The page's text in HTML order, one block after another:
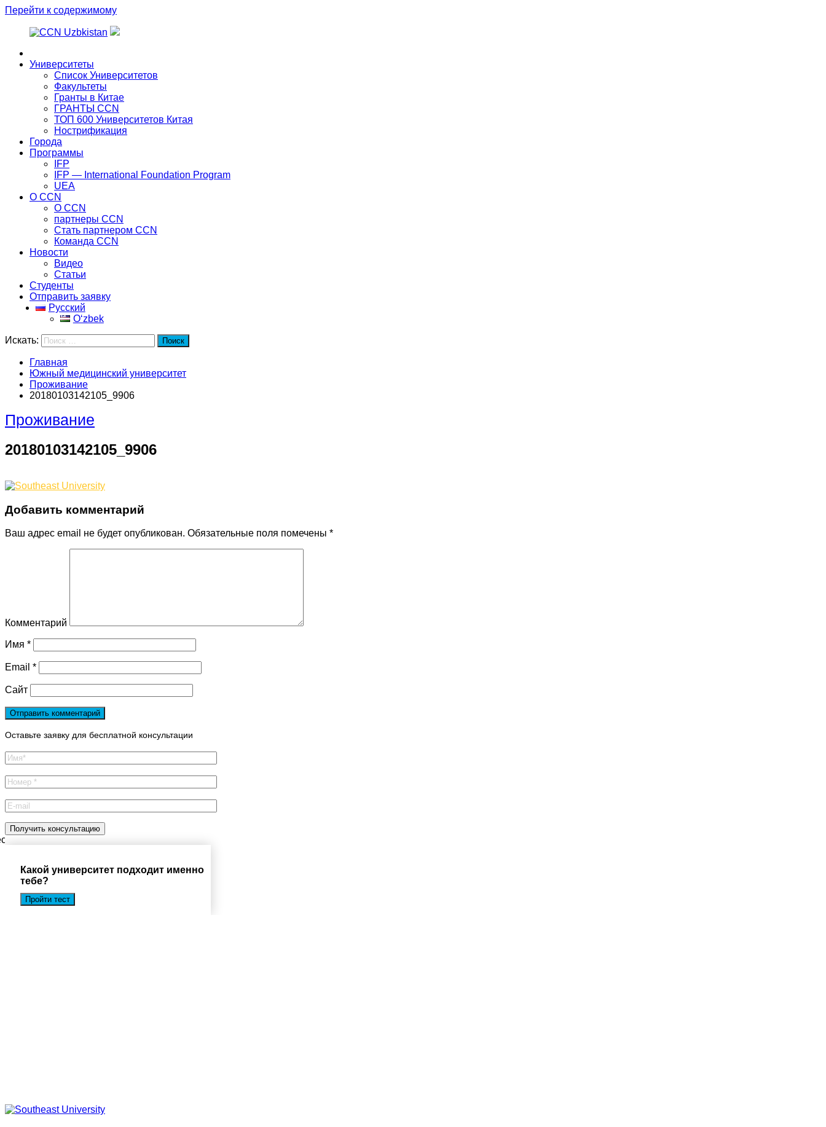
Перейти к содержимому
Университеты
Список Университетов
Факультеты
Гранты в Китае
ГРАНТЫ ССN
ТОП 600 Университетов Китая
Нострификация
Города
Программы
IFP
IFP — International Foundation Program
UEA
О CCN
О CCN
партнеры ССN
Стать партнером CCN
Команда ССN
Новости
Видео
Статьи
Студенты
Отправить заявку
Русский
Oʻzbek
Искать: Поиск
Главная
Южный медицинский университет
Проживание
20180103142105_9906
Проживание
20180103142105_9906
Добавить комментарий
Ваш адрес email не будет опубликован. Обязательные поля помечены *
Комментарий
Имя *
Email *
Сайт
Оставьте заявку для бесплатной консультации
Какой университет подходит именно
тебе?
Пройти тест
консультацию